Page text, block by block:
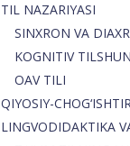
TIL NAZARIYASI
SINXRON VA
KOGNITIV
OAV TILI
QIYOSIY-
LINGVODIDAKTIKA